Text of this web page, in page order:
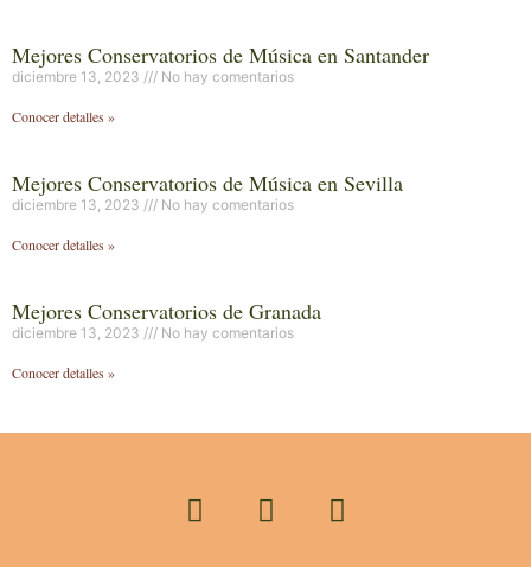
Mejores Conservatorios de Música en Santander
diciembre 13, 2023 No hay comentarios
Conocer detalles »
Mejores Conservatorios de Música en Sevilla
diciembre 13, 2023 No hay comentarios
Conocer detalles »
Mejores Conservatorios de Granada
diciembre 13, 2023 No hay comentarios
Conocer detalles »